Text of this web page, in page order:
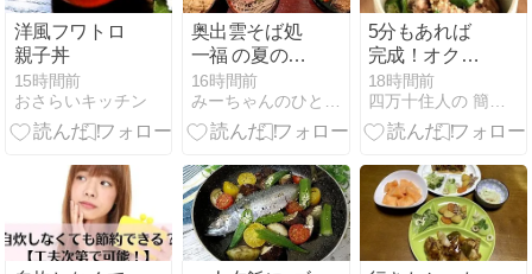
洋風フワトロ
親子丼
15時間前
おさらいキッチン
奥出雲そば処
一福 の夏の涼
三彩割子
16時間前
5分もあれば
完成！オクラ
とツナの塩昆
布和え
18時間前